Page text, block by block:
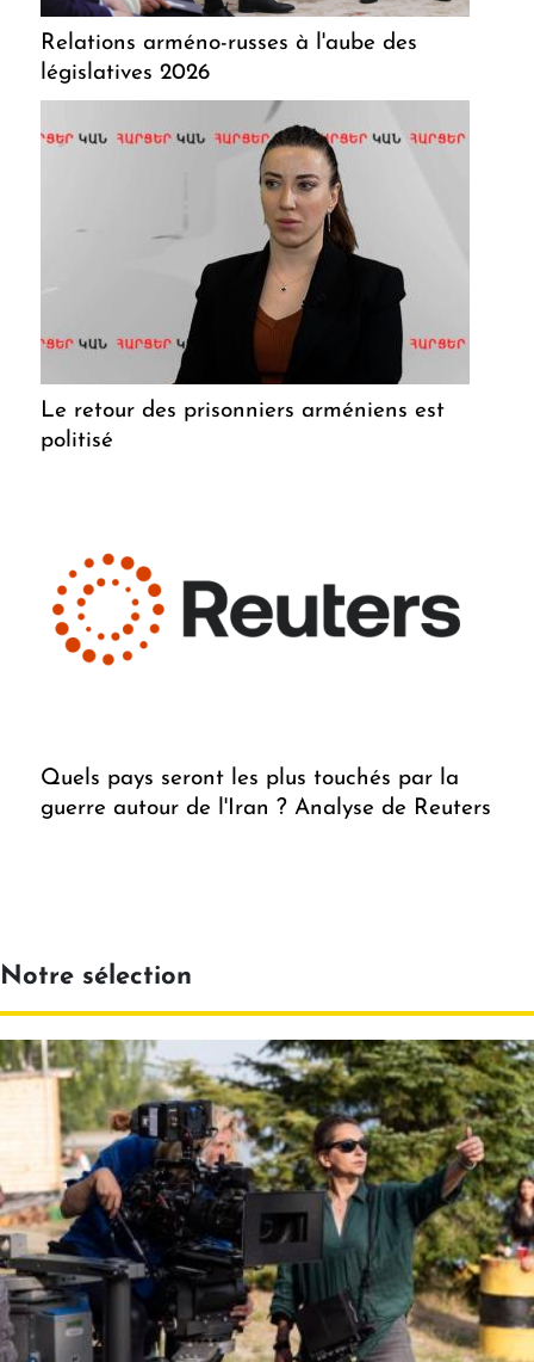
Relations arméno-russes à l'aube des
législatives 2026
Le retour des prisonniers arméniens est
politisé
Quels pays seront les plus touchés par la
guerre autour de l'Iran ? Analyse de Reuters
Notre sélection